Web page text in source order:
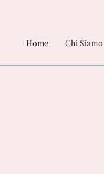
Home Chi Siamo